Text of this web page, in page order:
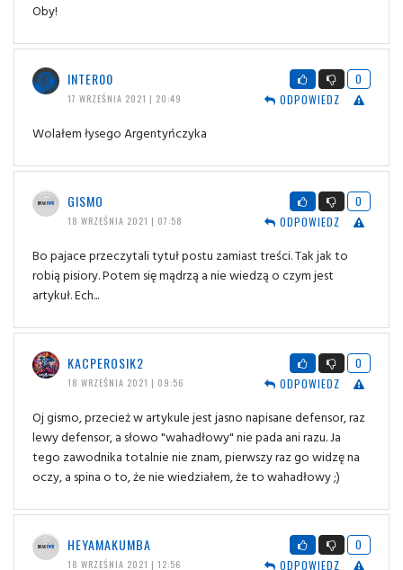
Oby!
INTER00
17 WRZEŚNIA 2021 | 20:49
0
ODPOWIEDZ
Wolałem łysego Argentyńczyka
GISMO
18 WRZEŚNIA 2021 | 07:58
0
ODPOWIEDZ
Bo pajace przeczytali tytuł postu zamiast treści. Tak jak to
robią pisiory. Potem się mądrzą a nie wiedzą o czym jest
artykuł. Ech...
KACPEROSIK2
18 WRZEŚNIA 2021 | 09:56
0
ODPOWIEDZ
Oj gismo, przecież w artykule jest jasno napisane defensor, raz
lewy defensor, a słowo "wahadłowy" nie pada ani razu. Ja
tego zawodnika totalnie nie znam, pierwszy raz go widzę na
oczy, a spina o to, że nie wiedziałem, że to wahadłowy ;)
HEYAMAKUMBA
18 WRZEŚNIA 2021 | 12:56
0
ODPOWIEDZ